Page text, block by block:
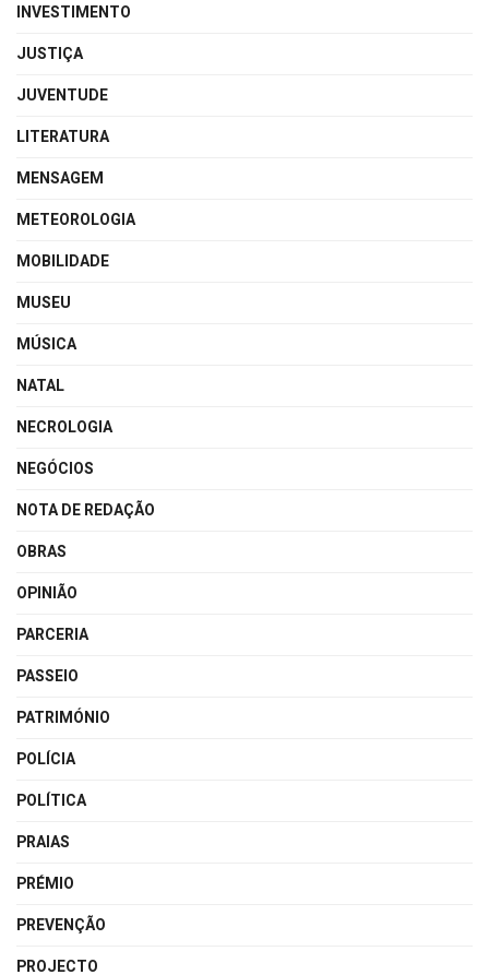
INVESTIMENTO
JUSTIÇA
JUVENTUDE
LITERATURA
MENSAGEM
METEOROLOGIA
MOBILIDADE
MUSEU
MÚSICA
NATAL
NECROLOGIA
NEGÓCIOS
NOTA DE REDAÇÃO
OBRAS
OPINIÃO
PARCERIA
PASSEIO
PATRIMÓNIO
POLÍCIA
POLÍTICA
PRAIAS
PRÉMIO
PREVENÇÃO
PROJECTO